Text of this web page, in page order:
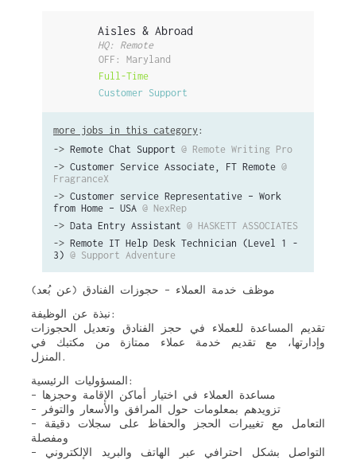
Aisles & Abroad
HQ: Remote
OFF: Maryland
Full-Time
Customer Support
more jobs in this category :
-> Remote Chat Support @ Remote Writing Pro
-> Customer Service Associate, FT Remote @
FragranceX
-> Customer service Representative – Work
from Home – USA @ NexRep
-> Data Entry Assistant @ HASKETT ASSOCIATES
-> Remote IT Help Desk Technician (Level 1 -
3) @ Support Adventure
موظف خدمة العملاء – حجوزات الفنادق (عن بُعد)
نبذة عن الوظيفة:
تقديم المساعدة للعملاء في حجز الفنادق وتعديل الحجوزات
وإدارتها، مع تقديم خدمة عملاء ممتازة من مكتبك في
المنزل.
المسؤوليات الرئيسية:
– مساعدة العملاء في اختيار أماكن الإقامة وحجزها
– تزويدهم بمعلومات حول المرافق والأسعار والتوفر
– التعامل مع تغييرات الحجز والحفاظ على سجلات دقيقة
ومفصلة
– التواصل بشكل احترافي عبر الهاتف والبريد الإلكتروني